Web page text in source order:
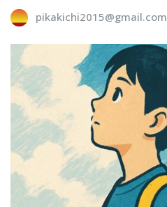
pikakichi2015@gmail.com